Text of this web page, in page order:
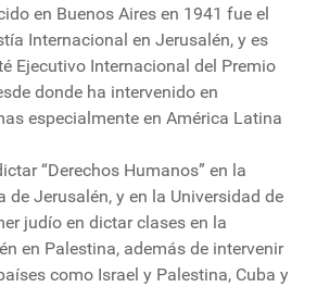
en Buenos Aires en 1941 fue el
Internacional en Jerusalén, y es
Ejecutivo Internacional del Premio
donde ha intervenido en
especialmente en América Latina
“Derechos Humanos” en la
de Jerusalén, y en la Universidad de
judío en dictar clases en la
en Palestina, además de intervenir
como Israel y Palestina, Cuba y